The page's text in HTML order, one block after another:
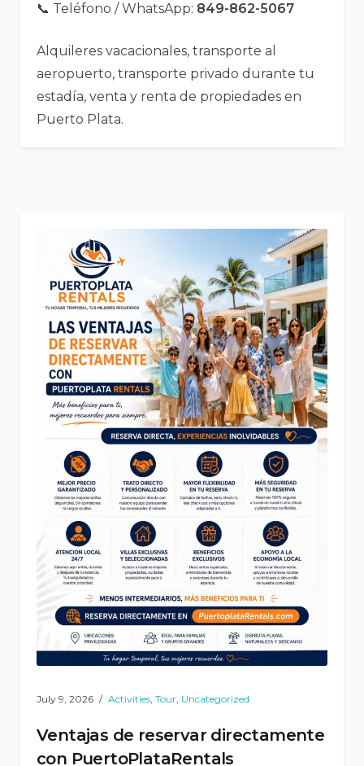
📞 Teléfono / WhatsApp: 849-862-5067
Alquileres vacacionales, transporte al
aeropuerto, transporte privado durante tu
estadía, venta y renta de propiedades en
Puerto Plata.
July 9, 2026 Activities, Tour, Uncategorized
Ventajas de reservar directamente
con PuertoPlataRentals